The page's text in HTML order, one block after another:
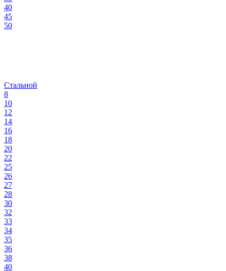
40
45
50
Стальной
8
10
12
14
16
18
20
22
25
26
27
28
30
32
33
34
35
36
38
40